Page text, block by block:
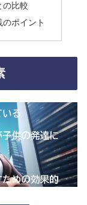
の比較
ポイント